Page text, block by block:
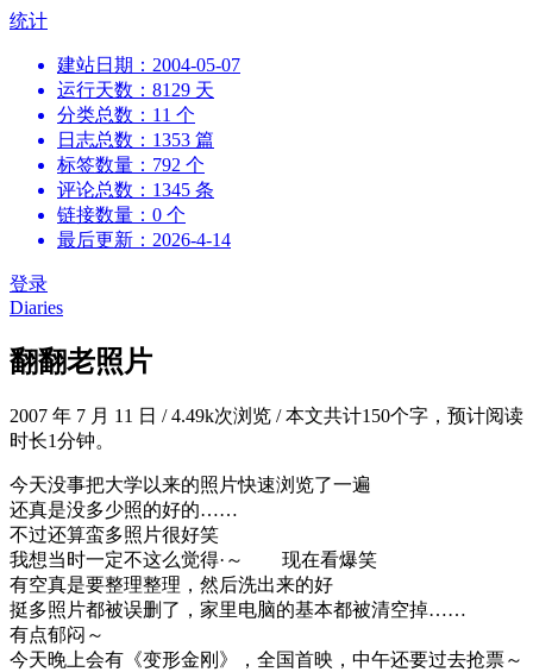
跳
统计
建站日期：2004-05-07
运行天数：8129 天
分类总数：11 个
日志总数：1353 篇
标签数量：792 个
评论总数：1345 条
链接数量：0 个
最后更新：2026-4-14
登录
Diaries
翻翻老照片
2007 年 7 月 11 日 /4.49k次浏览 /本文共计150个字，预计阅读
时长1分钟。
今天没事把大学以来的照片快速浏览了一遍
还真是没多少照的好的……
不过还算蛮多照片很好笑
我想当时一定不这么觉得·～ 现在看爆笑
有空真是要整理整理，然后洗出来的好
挺多照片都被误删了，家里电脑的基本都被清空掉……
有点郁闷～
今天晚上会有《变形金刚》，全国首映，中午还要过去抢票～